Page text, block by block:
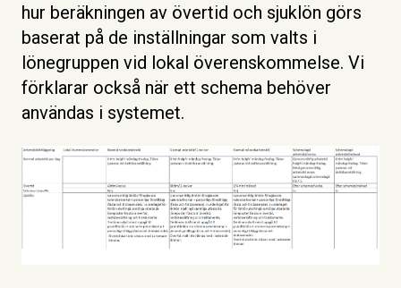
hur beräkningen av övertid och sjuklön görs
baserat på de inställningar som valts i
lönegruppen vid lokal överenskommelse. Vi
förklarar också när ett schema behöver
användas i systemet.